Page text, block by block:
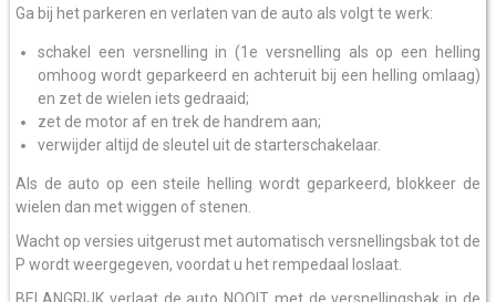
Ga bij het parkeren en verlaten van de auto als volgt te werk:
schakel een versnelling in (1e versnelling als op een helling
omhoog wordt geparkeerd en achteruit bij een helling omlaag)
en zet de wielen iets gedraaid;
zet de motor af en trek de handrem aan;
verwijder altijd de sleutel uit de starterschakelaar.
Als de auto op een steile helling wordt geparkeerd, blokkeer de
wielen dan met wiggen of stenen.
Wacht op versies uitgerust met automatisch versnellingsbak tot de
P wordt weergegeven, voordat u het rempedaal loslaat.